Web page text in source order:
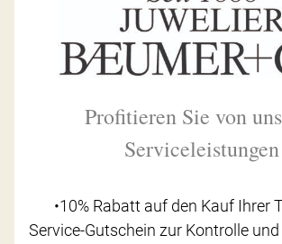
Profitieren Sie von
Serviceleistungen
•10% Rabatt auf den Kauf Ihrer
Service-Gutschein zur Kontrolle